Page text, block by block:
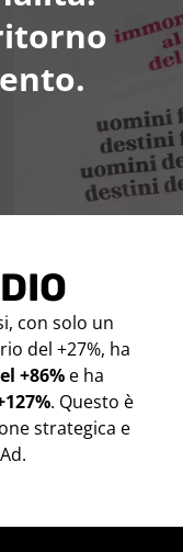
con solo un
del +27%, ha
+86%e ha
. Questo è
strategica e